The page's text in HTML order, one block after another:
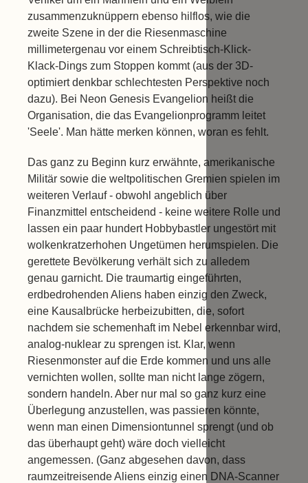
zusammenzuknüppern ebenso hilflos, wie die
zweite Szene in der die Riesenmaschine
millimetergenau vor einem Schreibtisch-Klick-
Klack-Dings zum Stoppen kommt (aus der 3D-
optimiert denkbar schlechtesten Perspektive noch
dazu). Bei Neon Genesis Evangelion heißt die
Organisation, die das Evangelionprogramm leitet
'Seele'. Man hätte merken können, woran es fehlt.
Das ganz zu Beginn kurz erwähnte, amerikanische
Militär sowie die weltpolitischen Gremien spielen im
weiteren Verlauf - obwohl angeblich über
Finanzmittel entscheidend - keine weitere Rolle und
lassen ein paar hundert Hobbybastler ungestört mit
wolkenkratzerhohen Ungetümen herumspielen. Die
gerettete Bevölkerung verhält sich zu alledem
genau garnicht. Die traumartig eingeführten,
erdbedrohenden Aliens haben einzig den Zweck,
eine Kausalbrücke herbeizubitten, die, sofort
nachdem sie schemenhaft im Nebel erkennbar wird,
analog-nuklear zu sprengen ist. Klar, wenn
Riesenmonster auf die Erde kommen und uns alle
vernichten wollen, sollte man nicht lange zögern,
sondern handeln. Aber nur mal so ganz kurz eine
Überlegung anzustellen, was passieren könnte,
wenn man einen Dimensiontunnel sprengt (und ob
das überhaupt geht) wäre doch vielleicht
angemessen. (Ganz abgesehen davon, dass
raumzeitreisende Aliens einzig einen DNA-Scanner